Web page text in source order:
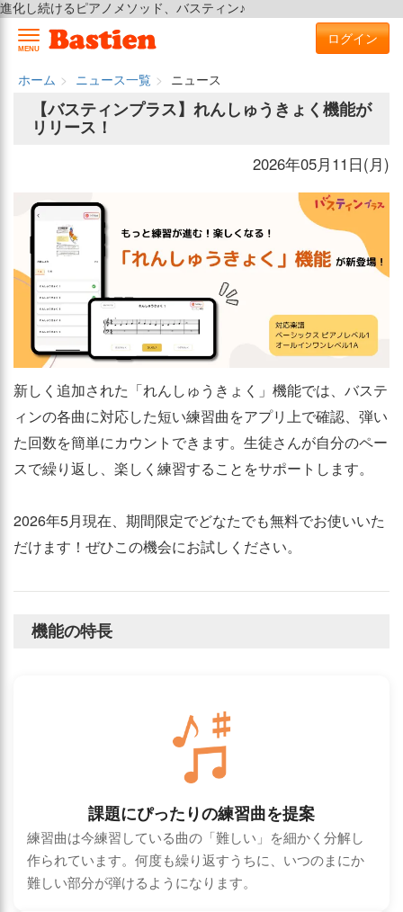
進化し続けるピアノメソッド、バスティン♪
MENU
ログイン
ホーム ニュース一覧
ニュース
【バスティンプラス】れんしゅうきょく機能が
リリース！
2026年05月11日(月)
新しく追加された「れんしゅうきょく」機能では、バステ
ィンの各曲に対応した短い練習曲をアプリ上で確認、弾い
た回数を簡単にカウントできます。生徒さんが自分のペー
スで繰り返し、楽しく練習することをサポートします。
2026年5月現在、期間限定でどなたでも無料でお使いいた
だけます！ぜひこの機会にお試しください。
機能の特長
課題にぴったりの練習曲を提案
練習曲は今練習している曲の「難しい」を細かく分解し
作られています。何度も繰り返すうちに、いつのまにか
難しい部分が弾けるようになります。